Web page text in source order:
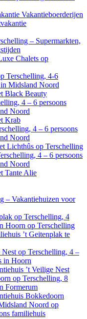
Vakantieboerderijen
– Supermarkten,
Chalets op
Terschelling, 4-6
Midsland Noord
Black Beauty
4 – 6 persoons
Noord
Krab
4 – 6 persoons
Noord
Lichthûs op Terschelling
4 – 6 persoons
Noord
Tante Alie
– Vakantiehuizen voor
op Terschelling, 4
Hoorn op Terschelling
’t Geitenplak te
op Terschelling, 4 –
in Hoorn
’t Veilige Nest
op Terschelling, 8
Formerum
Bokkedoorn
Noord op
familiehuis